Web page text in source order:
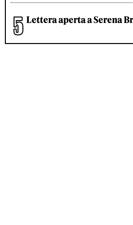
Lettera aperta a Serena